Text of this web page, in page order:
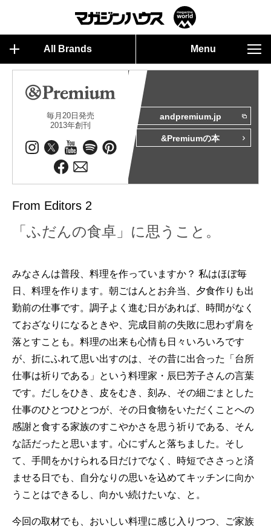
All Brands Menu
毎月20日発売
2013年創刊
andpremium.jp
&Premiumの本
From Editors 2
「ふだんの食卓」に思うこと。
みなさんは普段、料理を作っていますか？ 私はほぼ毎
日、料理を作ります。朝ごはんとお弁当、夕食作りも出
勤前の仕事です。調子よく進む日があれば、時間がなく
ておざなりになるときや、完成目前の失敗に思わず肩を
落とすことも。料理の出来も心情も日々いろいろです
が、折にふれて思い出すのは、その昔に出合った「台所
仕事は祈りである」という料理家・辰巳芳子さんの言葉
です。だしをひき、皮をむき、刻み、その細ごまとした
仕事のひとつひとつが、その日食物をいただくことへの
感謝と食する家族のすこやかさを思う祈りである、そん
な話だったと思います。心にずんと落ちました。そし
て、手間をかけられる日だけでなく、時短でささっと済
ませる日でも、自分なりの思いを込めてキッチンに向か
うことはできるし、向かい続けたいな、と。
今回の取材でも、おいしい料理に感じ入りつつ、ご家族